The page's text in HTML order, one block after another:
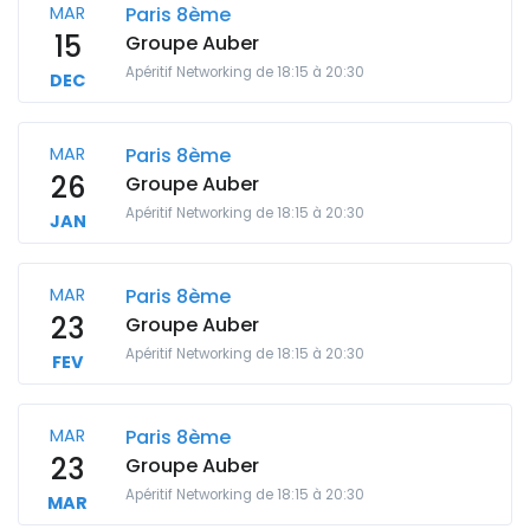
MAR
15
DEC
Paris 8ème
Groupe Auber
Apéritif Networking de 18:15 à 20:30
MAR
26
JAN
Paris 8ème
Groupe Auber
Apéritif Networking de 18:15 à 20:30
MAR
23
FEV
Paris 8ème
Groupe Auber
Apéritif Networking de 18:15 à 20:30
MAR
23
MAR
Paris 8ème
Groupe Auber
Apéritif Networking de 18:15 à 20:30